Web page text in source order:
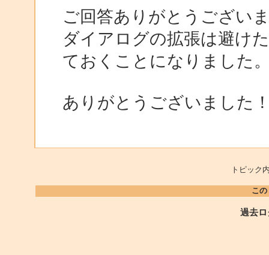
ご回答ありがとうござい
ダイアログの拡張は避け
ておくことになりました
ありがとうございました
トピッ
こ
過去